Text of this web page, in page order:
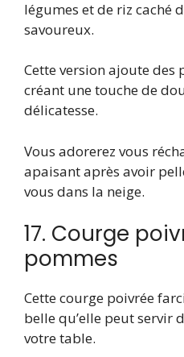
légumes et de riz caché
savoureux.
Cette version ajoute des
créant une touche de
délicatesse.
Vous adorerez vous
apaisant après avoir
vous dans la neige.
17. Courge
pommes
Cette courge poivrée
belle qu’elle peut servir
votre table.